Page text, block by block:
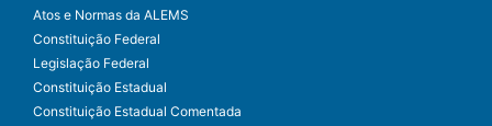
Atos e Normas da ALEMS
Constituição Federal
Legislação Federal
Constituição Estadual
Constituição Estadual Comentada